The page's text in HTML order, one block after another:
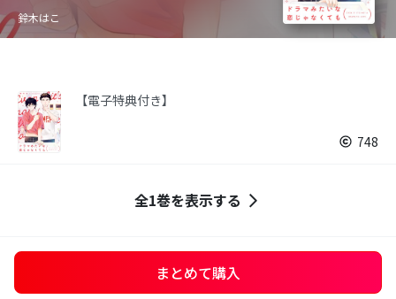
鈴木はこ
【電子特典付き】
748
全1巻を表示する
まとめて購入